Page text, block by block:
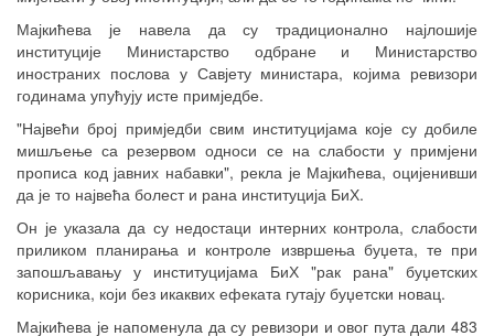
Мајкићева је навела да су традиционално најлошије
институције Министарство одбране и Министарство
иностраних послова у Савјету министара, којима ревизори
годинама упућују исте примједбе.
"Највећи број примједби свим институцијама које су добиле
мишљење са резервом односи се на слабости у примјени
прописа код јавних набавки", рекла је Мајкићева, оцијенивши
да је то највећа болест и рана институција БиХ.
Он је указала да су недостаци интерних контрола, слабости
приликом планирања и контроле извршења буџета, те при
запошљавању у институцијама БиХ "рак рана" буџетских
корисника, који без икаквих ефеката гутају буџетски новац.
Мајкићева је напоменула да су ревизори и овог пута дали 483